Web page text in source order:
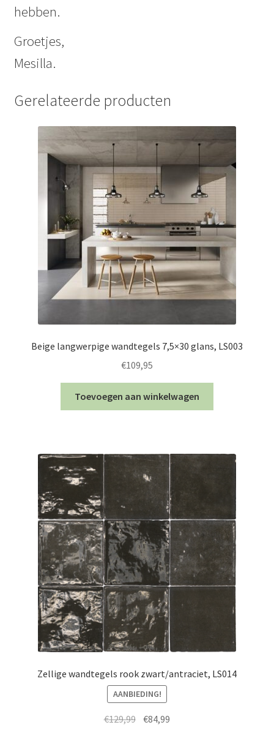
hebben.
Groetjes,
Mesilla.
Gerelateerde producten
Beige langwerpige wandtegels 7,5×30 glans, LS003
€109,95
Toevoegen aan winkelwagen
Zellige wandtegels rook zwart/antraciet, LS014
AANBIEDING!
€129,99 Oorspronkelijke
€84,99